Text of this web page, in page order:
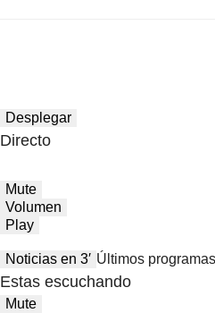
Desplegar
Directo
Mute
Volumen
Play
Noticias en 3′ Últimos programas
Estas escuchando
Mute